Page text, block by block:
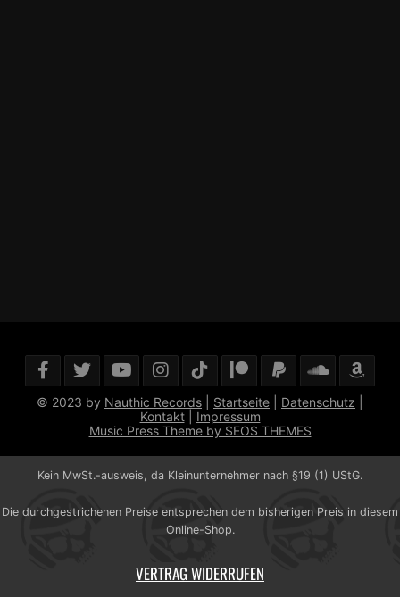
© 2023 by Nauthic Records Startseite Datenschutz
Kontakt| Impressum
Music Press Theme by SEOS THEMES
Kein MwSt.-ausweis, da Kleinunternehmer nach §19 (1) UStG.
Die durchgestrichenen Preise entsprechen dem bisherigen Preis in diesem
Online-Shop.
VERTRAG WIDERRUFEN